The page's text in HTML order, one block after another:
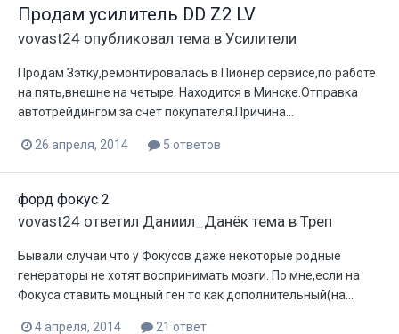
Продам усилитель DD Z2 LV
vovast24 опубликовал тема в Усилители
Продам Зэтку,ремонтировалась в Пионер сервисе,по работе
на пять,внешне на четыре. Находится в Минске.Отправка
автотрейдингом за счет покупателя.Причина...
26 апреля, 2014 5 ответов
форд фокус 2
vovast24 ответил Даниил_Данёк тема в Треп
Бывали случаи что у Фокусов даже некоторые родные
генераторы не хотят воспринимать мозги. По мне,если на
Фокуса ставить мощный ген то как дополнительный(на...
4 апреля, 2014 21 ответ